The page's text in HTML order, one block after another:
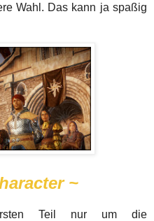
Wahl. Das kann ja spaßig
~
Teil nur um die